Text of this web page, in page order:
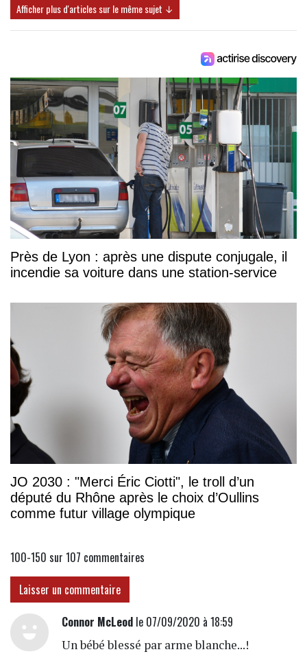
Afficher plus d'articles sur le même sujet ↓
Près de Lyon : après une dispute conjugale, il
incendie sa voiture dans une station-service
JO 2030 : "Merci Éric Ciotti", le troll d’un
député du Rhône après le choix d’Oullins
comme futur village olympique
100-150 sur 107 commentaires
Laisser un commentaire
Connor McLeodle 07/09/2020 à 18:59
Un bébé blessé par arme blanche...!